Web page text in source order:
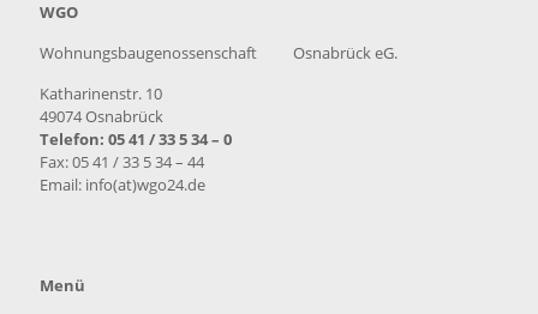
WGO
Wohnungsbaugenossenschaft Osnabrück eG.
Katharinenstr. 10
49074 Osnabrück
Telefon: 05 41 / 33 5 34 – 0
Fax: 05 41 / 33 5 34 – 44
Email: info(at)wgo24.de
Menü